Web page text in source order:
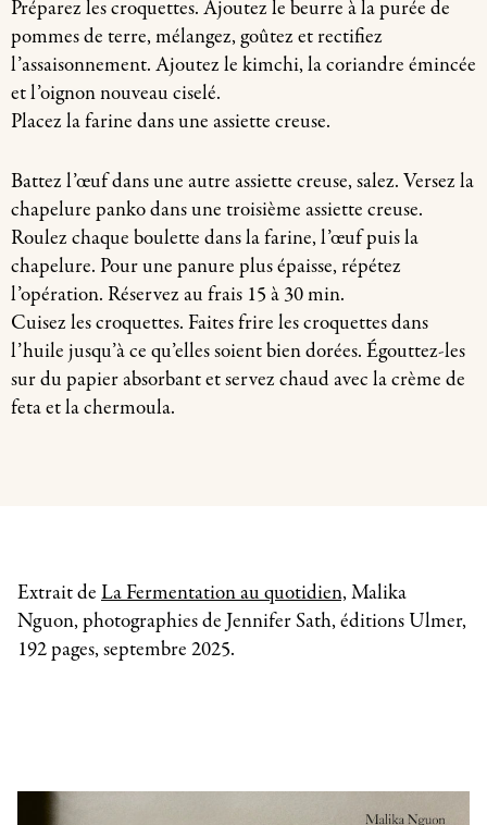
Préparez les croquettes. Ajoutez le beurre à la purée de
pommes de terre, mélangez, goûtez et rectifiez
l’assaisonnement. Ajoutez le kimchi, la coriandre émincée
et l’oignon nouveau ciselé.
Placez la farine dans une assiette creuse.
Battez l’œuf dans une autre assiette creuse, salez. Versez la
chapelure panko dans une troisième assiette creuse.
Roulez chaque boulette dans la farine, l’œuf puis la
chapelure. Pour une panure plus épaisse, répétez
l’opération. Réservez au frais 15 à 30 min.
Cuisez les croquettes. Faites frire les croquettes dans
l’huile jusqu’à ce qu’elles soient bien dorées. Égouttez-les
sur du papier absorbant et servez chaud avec la crème de
feta et la chermoula.
Extrait deLa Fermentation au quotidien,Malika
Nguon, photographies de Jennifer Sath, éditions Ulmer,
192 pages, septembre 2025.